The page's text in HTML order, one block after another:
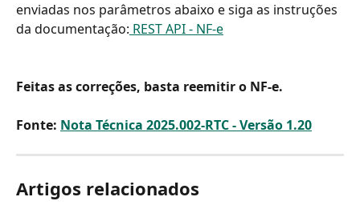
enviadas nos parâmetros abaixo e siga as instruções
da documentação: REST API - NF-e
Feitas as correções, basta reemitir o NF-e.
Fonte: Nota Técnica 2025.002-RTC - Versão 1.20
Artigos relacionados